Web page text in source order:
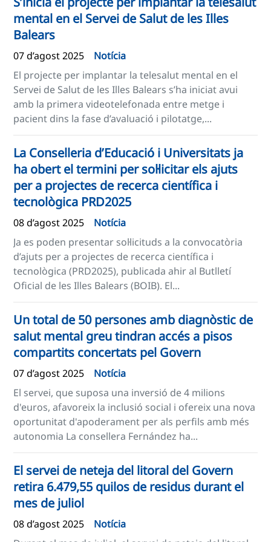
mental en el Servei de Salut de les Illes
Balears
07 d’agost 2025
Notícia
El projecte per implantar la telesalut mental en el
Servei de Salut de les Illes Balears s’ha iniciat avui
amb la primera videotelefonada entre metge i
pacient dins la fase d’avaluació i pilotatge,...
La Conselleria d’Educació i Universitats ja
ha obert el termini per sol·licitar els ajuts
per a projectes de recerca científica i
tecnològica PRD2025
08 d’agost 2025
Notícia
Ja es poden presentar sol·licituds a la convocatòria
d’ajuts per a projectes de recerca científica i
tecnològica (PRD2025), publicada ahir al Butlletí
Oficial de les Illes Balears (BOIB). El...
Un total de 50 persones amb diagnòstic de
salut mental greu tindran accés a pisos
compartits concertats pel Govern
07 d’agost 2025
Notícia
El servei, que suposa una inversió de 4 milions
d'euros, afavoreix la inclusió social i ofereix una nova
oportunitat d'apoderament per als perfils amb més
autonomia La consellera Fernández ha...
El servei de neteja del litoral del Govern
retira 6.479,55 quilos de residus durant el
mes de juliol
08 d’agost 2025
Notícia